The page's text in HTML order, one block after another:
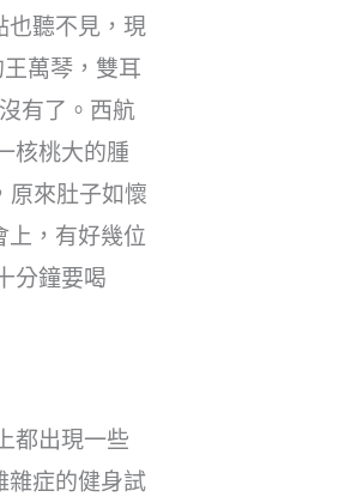
也聽不見，現
萬琴，雙耳
有了。西航
核桃大的腫
原來肚子如懷
上，有好幾位
分鐘要喝
都出現一些
雜症的健身試